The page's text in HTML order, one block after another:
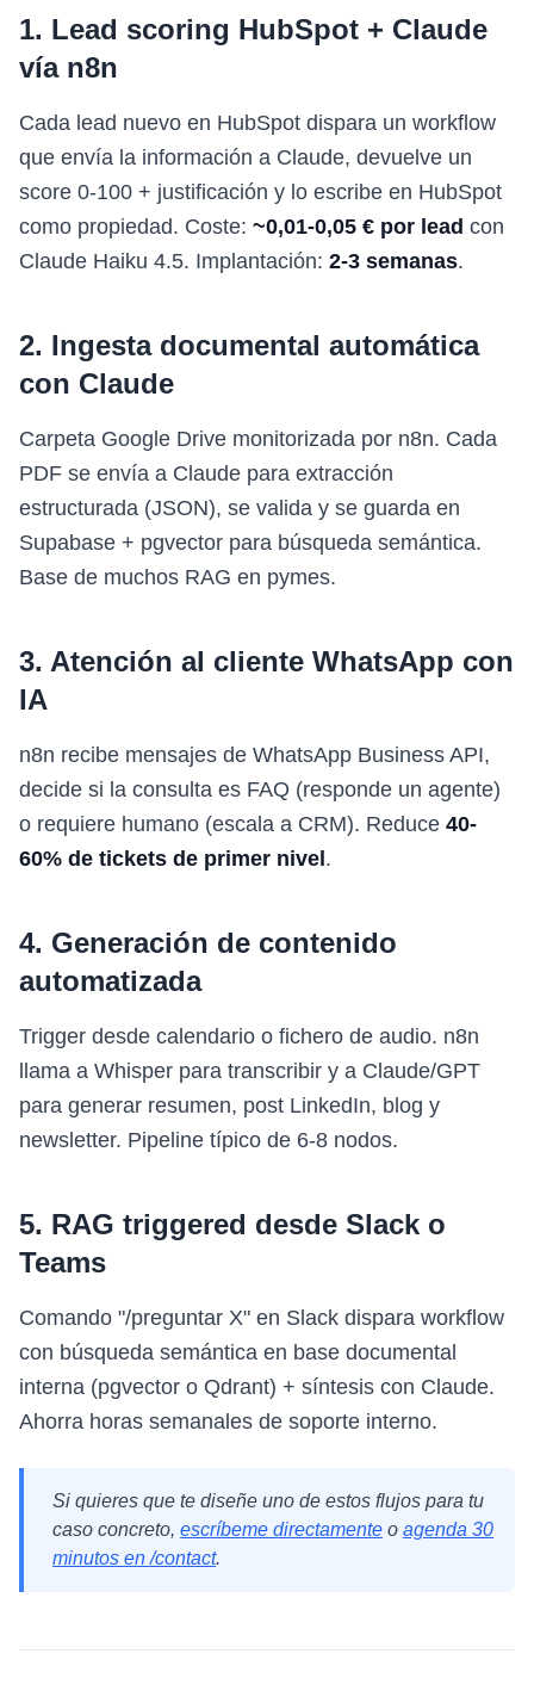
1. Lead scoring HubSpot + Claude
vía n8n
Cada lead nuevo en HubSpot dispara un workflow
que envía la información a Claude, devuelve un
score 0-100 + justificación y lo escribe en HubSpot
como propiedad. Coste: ~0,01-0,05 € por lead con
Claude Haiku 4.5. Implantación: 2-3 semanas.
2. Ingesta documental automática
con Claude
Carpeta Google Drive monitorizada por n8n. Cada
PDF se envía a Claude para extracción
estructurada (JSON), se valida y se guarda en
Supabase + pgvector para búsqueda semántica.
Base de muchos RAG en pymes.
3. Atención al cliente WhatsApp con
IA
n8n recibe mensajes de WhatsApp Business API,
decide si la consulta es FAQ (responde un agente)
o requiere humano (escala a CRM). Reduce 40-
60% de tickets de primer nivel .
4. Generación de contenido
automatizada
Trigger desde calendario o fichero de audio. n8n
llama a Whisper para transcribir y a Claude/GPT
para generar resumen, post LinkedIn, blog y
newsletter. Pipeline típico de 6-8 nodos.
5. RAG triggered desde Slack o
Teams
Comando "/preguntar X" en Slack dispara workflow
con búsqueda semántica en base documental
interna (pgvector o Qdrant) + síntesis con Claude.
Ahorra horas semanales de soporte interno.
Si quieres que te diseñe uno de estos flujos para tu
caso concreto, escríbeme directamente o agenda 30
minutos en /contact.